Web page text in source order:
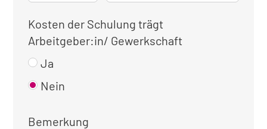
Kosten der Schulung trägt
Arbeitgeber:in/ Gewerkschaft
Ja
Nein
Bemerkung